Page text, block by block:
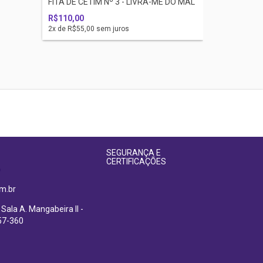
FITA DE CETIM Nº 3 - LIVRA-ME DO MAL
R$110,00
2x de R$55,00 sem juros
A. Mangabeira II -
360
SEGURANÇA E
CERTIFICAÇÕES